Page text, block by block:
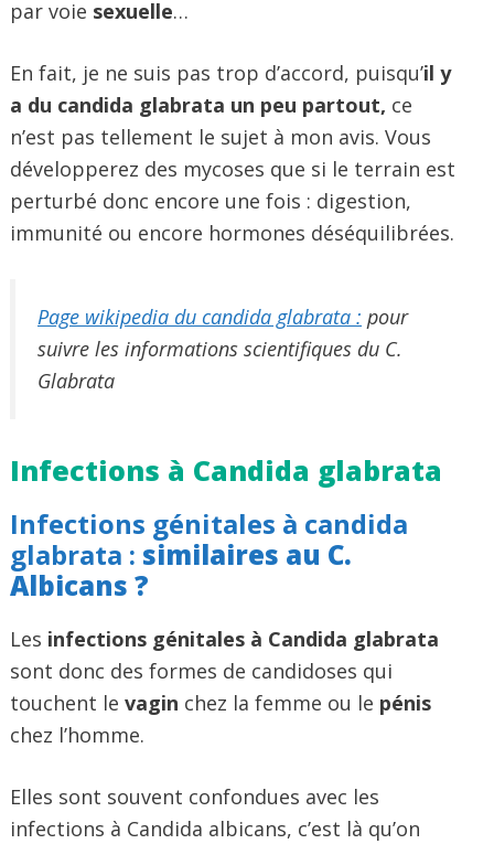
par voie sexuelle…
En fait, je ne suis pas trop d’accord, puisqu’il y
a du candida glabrata un peu partout, ce
n’est pas tellement le sujet à mon avis. Vous
développerez des mycoses que si le terrain est
perturbé donc encore une fois : digestion,
immunité ou encore hormones déséquilibrées.
Page wikipedia du candida glabrata : pour
suivre les informations scientifiques du C.
Glabrata
Infections à Candida glabrata
Infections génitales à candida
glabrata : similaires au C.
Albicans ?
Les infections génitales à Candida glabrata
sont donc des formes de candidoses qui
touchent le vagin chez la femme ou le pénis
chez l’homme.
Elles sont souvent confondues avec les
infections à Candida albicans, c’est là qu’on